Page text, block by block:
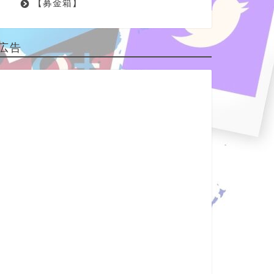
【募金箱】
告